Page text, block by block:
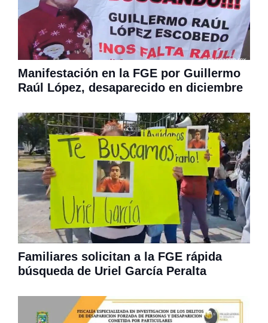
Manifestación en la FGE por Guillermo
Raúl López, desaparecido en diciembre
Familiares solicitan a la FGE rápida
búsqueda de Uriel García Peralta